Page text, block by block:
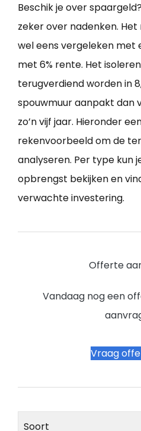
Beschik je over
zeker over nadenken.
wel eens vergeleken met
met 6% rente. Het
terugverdiend worden in
spouwmuur aanpakt dan
zo’n vijf jaar. Hieronder
rekenvoorbeeld om de
analyseren. Per type kun
opbrengst bekijken en
verwachte investering.
Offerte
Vandaag nog een
Vraag
Soort